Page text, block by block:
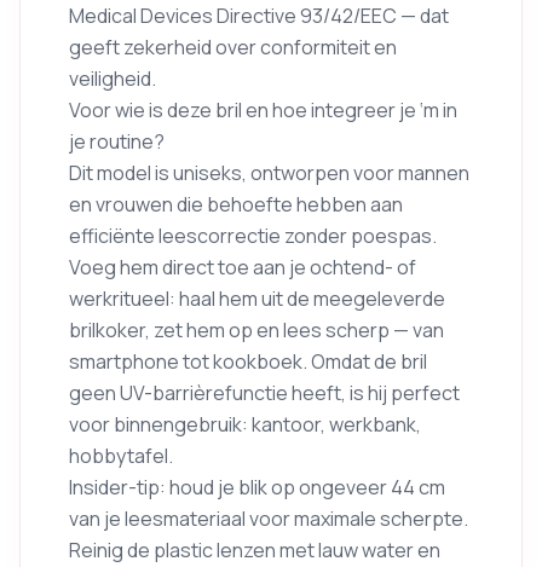
Medical Devices Directive 93/42/EEC — dat
geeft zekerheid over conformiteit en
veiligheid.
Voor wie is deze bril en hoe integreer je ‘m in
je routine?
Dit model is uniseks, ontworpen voor mannen
en vrouwen die behoefte hebben aan
efficiënte leescorrectie zonder poespas.
Voeg hem direct toe aan je ochtend- of
werkritueel: haal hem uit de meegeleverde
brilkoker, zet hem op en lees scherp — van
smartphone tot kookboek. Omdat de bril
geen UV-barrièrefunctie heeft, is hij perfect
voor binnengebruik: kantoor, werkbank,
hobbytafel.
Insider-tip: houd je blik op ongeveer 44 cm
van je leesmateriaal voor maximale scherpte.
Reinig de plastic lenzen met lauw water en